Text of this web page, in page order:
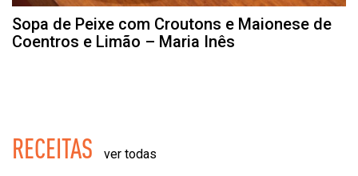
Sopa de Peixe com Croutons e Maionese de
Coentros e Limão – Maria Inês
RECEITAS ver todas